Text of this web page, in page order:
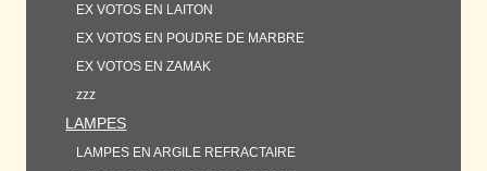
EX VOTOS EN LAITON
EX VOTOS EN POUDRE DE MARBRE
EX VOTOS EN ZAMAK
zzz
LAMPES
LAMPES EN ARGILE REFRACTAIRE